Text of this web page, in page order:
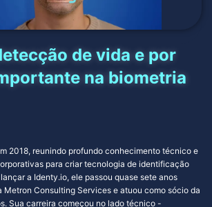
2018, reunindo profundo conhecimento técnico e
para criar tecnologia de identificação
a Identy.io, ele passou quase sete anos
Metron Consulting Services e atuou como sócio da
Sua carreira começou no lado técnico -
de vida e por
na biometria